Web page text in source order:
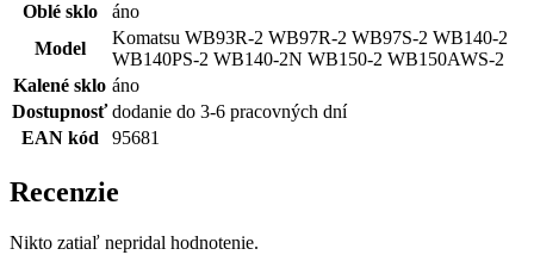
Oblé sklo
áno
Model
Komatsu WB93R-2 WB97R-2 WB97S-2 WB140-2
WB140PS-2 WB140-2N WB150-2 WB150AWS-2
Kalené sklo áno
Dostupnosť dodanie do 3-6 pracovných dní
EAN kód
95681
Recenzie
Nikto zatiaľ nepridal hodnotenie.